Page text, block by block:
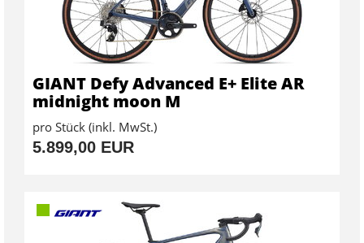
GIANT Defy Advanced E+ Elite AR
midnight moon M
pro Stück (inkl. MwSt.)
5.899,00 EUR